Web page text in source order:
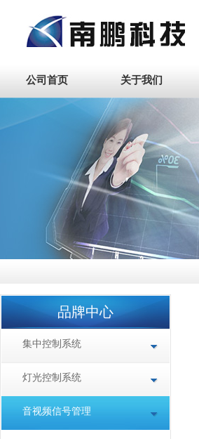
公司首页 关于我们
品牌中心
集中控制系统
灯光控制系统
音视频信号管理